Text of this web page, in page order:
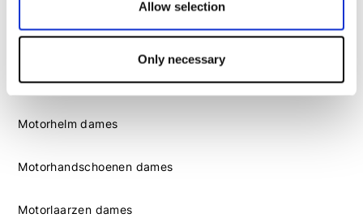
Allow selection
Only necessary
Motorpak dames
Motor leggings dames
Motorhelm dames
Motorhandschoenen dames
Motorlaarzen dames